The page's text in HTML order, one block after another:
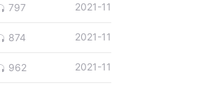
797 2021-11
874 2021-11
962 2021-11